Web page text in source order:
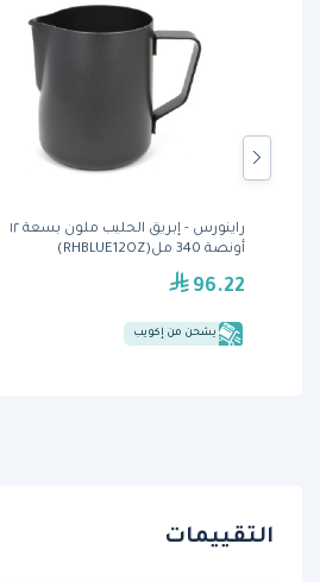
راينورس - إبريق الحليب ملون بسعة ١٢
أونصة 340 مل(RHBLUE12OZ)
96.22
يشحن من إكويب
التقييمات